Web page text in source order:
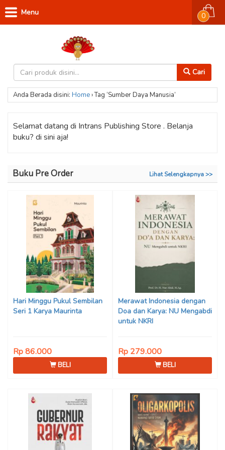
Cari
0
Menu
Anda Berada disini: Home›Tag ‘Sumber Daya Manusia’
Selamat datang di Intrans Publishing Store . Belanja
buku? di sini aja!
Buku Pre Order Lihat Selengkapnya >>
Hari Minggu Pukul Sembilan
Seri 1 Karya Maurinta
Rp 86.000
BELI
Merawat Indonesia dengan
Doa dan Karya: NU Mengabdi
untuk NKRI
Rp 279.000
BELI